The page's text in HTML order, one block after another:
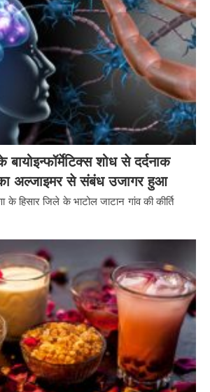
बायोइन्फॉर्मेटिक्स शोध से दर्दनाक
अल्जाइमर से संबंध उजागर हुआ
के हिसार जिले के भाटोल जाटान गांव की कीर्ति